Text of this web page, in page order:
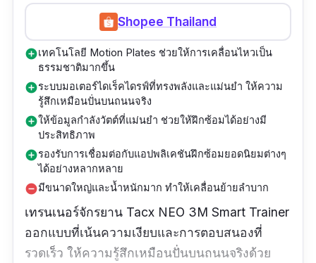
Shopee Thailand
add_circleเทคโนโลยี Motion Plates ช่วยให้การเคลื่อนไหวเป็น
ธรรมชาติมากขึ้น
add_circleระบบมอเตอร์ไดเร็คไดรฟ์ที่ทรงพลังและแม่นยำ ให้ความ
รู้สึกเหมือนปั่นบนถนนจริง
add_circleให้ข้อมูลกำลังวัตต์ที่แม่นยำ ช่วยให้ฝึกซ้อมได้อย่างมี
ประสิทธิภาพ
add_circleรองรับการเชื่อมต่อกับแอปพลิเคชันฝึกซ้อมยอดนิยมต่างๆ
ได้อย่างหลากหลาย
remove_circleมีขนาดใหญ่และน้ำหนักมาก ทำให้เคลื่อนย้ายลำบาก
เทรนเนอร์จักรยาน Tacx NEO 3M Smart Trainer
ออกแบบที่เน้นความเงียบและการตอบสนองที่
รวดเร็ว ให้ความรู้สึกเหมือนปั่นบนถนนจริงด้วย